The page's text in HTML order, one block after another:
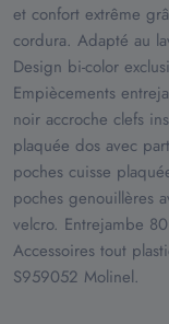
et confort extrême
cordura. Adapté au
Design bi-color
Empiècements
noir accroche clefs
plaquée dos avec
poches cuisse
poches genouillères
velcro. Entrejambe
Accessoires tout
S959052 Molinel.